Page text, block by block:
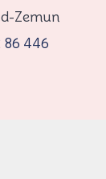
Zemun
86 446